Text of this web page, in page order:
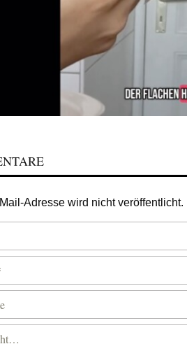
Adresse wird nicht veröffentlicht.